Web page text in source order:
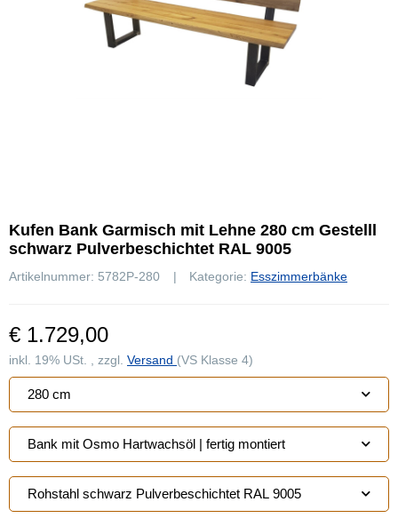
Kufen Bank Garmisch mit Lehne 280 cm Gestelll
schwarz Pulverbeschichtet RAL 9005
Artikelnummer: 5782P-280 Kategorie: Esszimmerbänke
€ 1.729,00
inkl. 19% USt. , zzgl. Versand (VS Klasse 4)
280 cm
Bank mit Osmo Hartwachsöl | fertig montiert
Rohstahl schwarz Pulverbeschichtet RAL 9005